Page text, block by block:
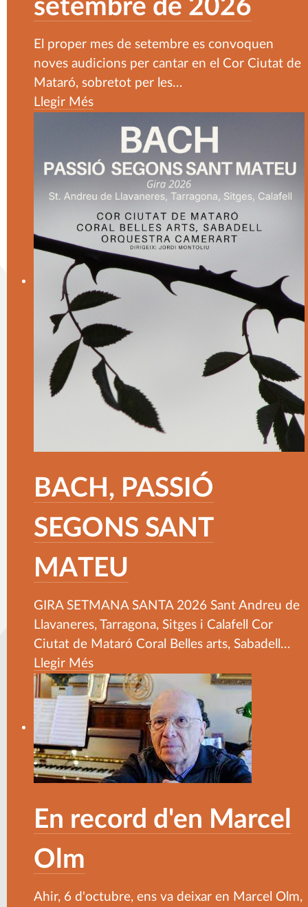
setembre de 2026
El proper mes de setembre es convoquen
noves audicions per cantar en el Cor Ciutat de
Mataró, sobretot per les…
Llegir Més
BACH, PASSIÓ
SEGONS SANT
MATEU
GIRA SETMANA SANTA 2026 Sant Andreu de
Llavaneres, Tarragona, Sitges i Calafell Cor
Ciutat de Mataró Coral Belles arts, Sabadell …
Llegir Més
En record d'en Marcel
Olm
Ahir, 6 d'octubre, ens va deixar en Marcel Olm,